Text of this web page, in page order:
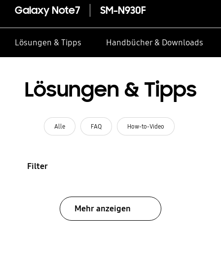
Galaxy Note7 SM-N930F
Lösungen & Tipps Handbücher & Downloads
Lösungen & Tipps
Alle FAQ How-to-Video
Filter
Mehr anzeigen